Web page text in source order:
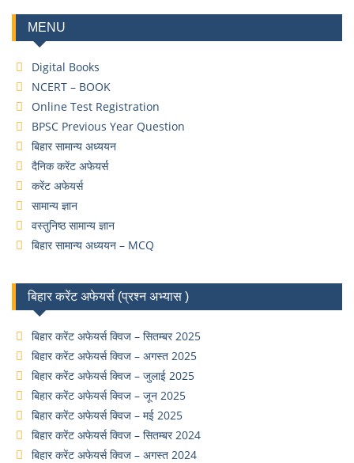
MENU
Digital Books
NCERT – BOOK
Online Test Registration
BPSC Previous Year Question
बिहार सामान्य अध्ययन
दैनिक करेंट अफेयर्स
करेंट अफेयर्स
सामान्य ज्ञान
वस्तुनिष्ठ सामान्य ज्ञान
बिहार सामान्य अध्ययन – MCQ
बिहार करेंट अफेयर्स (प्रश्न अभ्यास )
बिहार करेंट अफेयर्स क्विज – सितम्बर 2025
बिहार करेंट अफेयर्स क्विज – अगस्त 2025
बिहार करेंट अफेयर्स क्विज – जुलाई 2025
बिहार करेंट अफेयर्स क्विज – जून 2025
बिहार करेंट अफेयर्स क्विज – मई 2025
बिहार करेंट अफेयर्स क्विज – सितम्बर 2024
बिहार करेंट अफेयर्स क्विज – अगस्त 2024